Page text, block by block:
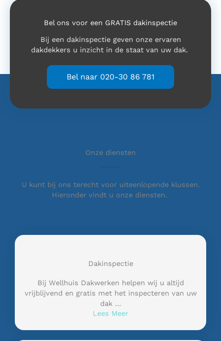
Bel ons voor een GRATIS dakinspectie
Bij een dakinspectie geven onze ervaren
dakdekkers u inzicht in de staat van uw dak.
Bel naar 020-30 86 781
Onze diensten
U kunt bij ons terecht voor uiteenlopende klussen.
Hieronder vindt u onze diensten.
Dakinspectie
Bij Wellhuis Dakwerken helpen wij u altijd
vrijblijvend en gratis met het inspecteren van uw
dak …
Lees Meer